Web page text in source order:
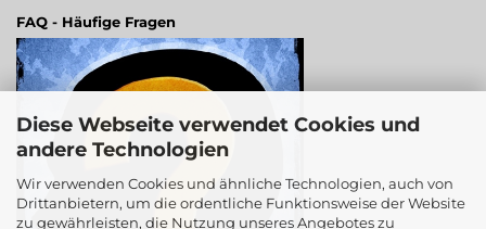
Diese Webseite verwendet Cookies und
andere Technologien
Wir verwenden Cookies und ähnliche Technologien, auch von
Drittanbietern, um die ordentliche Funktionsweise der Website
zu gewährleisten, die Nutzung unseres Angebotes zu
FAQ - Häufige Fragen